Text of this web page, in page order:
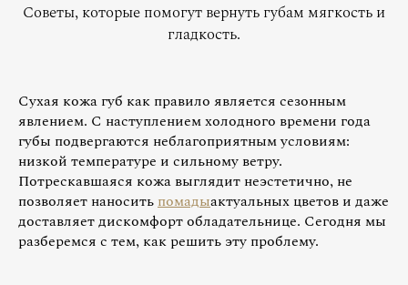
Советы, которые помогут вернуть губам мягкость и
гладкость.
Сухая кожа губ как правило является сезонным
явлением. С наступлением холодного времени года
губы подвергаются неблагоприятным условиям:
низкой температуре и сильному ветру.
Потрескавшаяся кожа выглядит неэстетично, не
позволяет наноситьпомадыактуальных цветов и даже
доставляет дискомфорт обладательнице. Сегодня мы
разберемся с тем, как решить эту проблему.